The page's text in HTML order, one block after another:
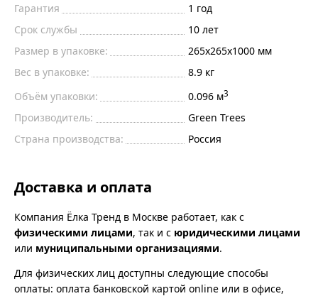
Гарантия
1 год
Срок службы
10 лет
Размер в упаковке:
265х265х1000 мм
Вес в упаковке:
8.9 кг
Объём упаковки:
0.096 м3
Производитель:
Green Trees
Страна производства:
Россия
Доставка и оплата
Компания Ёлка Тренд в Москве работает, как с
физическими лицами, так и с юридическими лицами
или муниципальными организациями.
Для физических лиц доступны следующие способы
оплаты: оплата банковской картой online или в офисе,